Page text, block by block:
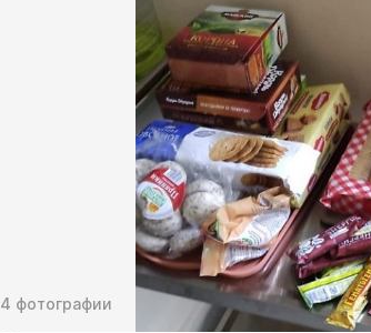
4 фотографии